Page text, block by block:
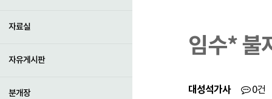
자료실
자유게시판
분개장
임수* 불
대성석가사 0건